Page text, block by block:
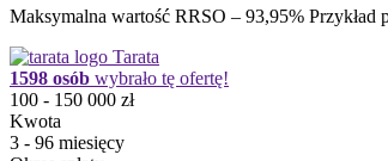
Maksymalna wartość RRSO – 93,95% Przykład
Tarata
1598 osób wybrało tę ofertę!
100 - 150 000 zł
Kwota
3 - 96 miesięcy